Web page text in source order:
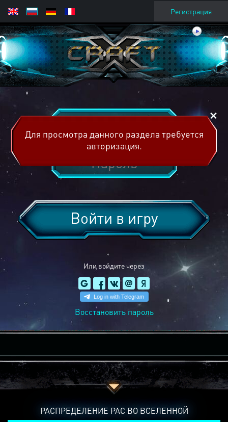
Регистрация
Или войдите через
Войти в игру
Восстановить пароль
Для просмотра данного раздела требуется
авторизация.
РАСПРЕДЕЛЕНИЕ РАС ВО ВСЕЛЕННОЙ